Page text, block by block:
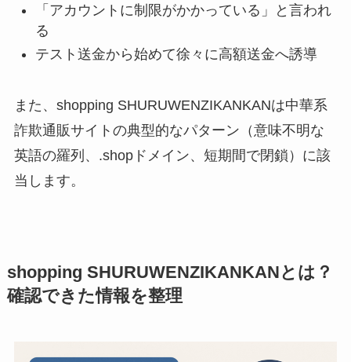
「アカウントに制限がかかっている」と言われ
る
テスト送金から始めて徐々に高額送金へ誘導
また、shopping SHURUWENZIKANKANは中華系
詐欺通販サイトの典型的なパターン（意味不明な
英語の羅列、.shopドメイン、短期間で閉鎖）に該
当します。
shopping SHURUWENZIKANKANとは？
確認できた情報を整理